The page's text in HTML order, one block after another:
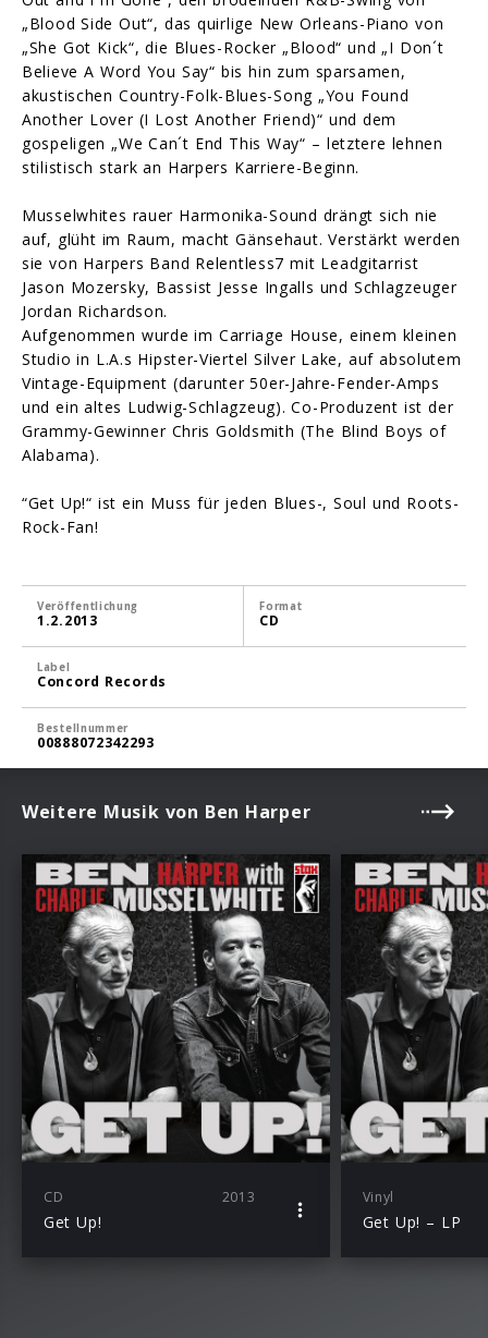
„Blood Side Out“, das quirlige New Orleans-Piano von
„She Got Kick“, die Blues-Rocker „Blood“ und „I Don´t
Believe A Word You Say“ bis hin zum sparsamen,
akustischen Country-Folk-Blues-Song „You Found
Another Lover (I Lost Another Friend)“ und dem
gospeligen „We Can´t End This Way“ – letztere lehnen
stilistisch stark an Harpers Karriere-Beginn.
Musselwhites rauer Harmonika-Sound drängt sich nie
auf, glüht im Raum, macht Gänsehaut. Verstärkt werden
sie von Harpers Band Relentless7 mit Leadgitarrist
Jason Mozersky, Bassist Jesse Ingalls und Schlagzeuger
Jordan Richardson.
Aufgenommen wurde im Carriage House, einem kleinen
Studio in L.A.s Hipster-Viertel Silver Lake, auf absolutem
Vintage-Equipment (darunter 50er-Jahre-Fender-Amps
und ein altes Ludwig-Schlagzeug). Co-Produzent ist der
Grammy-Gewinner Chris Goldsmith (The Blind Boys of
Alabama).
“Get Up!“ ist ein Muss für jeden Blues-, Soul und Roots-
Rock-Fan!
Veröffentlichung
1.2.2013
Format
CD
Label
Concord Records
Bestellnummer
00888072342293
Weitere Musik von Ben Harper
CD 2013
Get Up!
Vinyl
Get Up! – LP